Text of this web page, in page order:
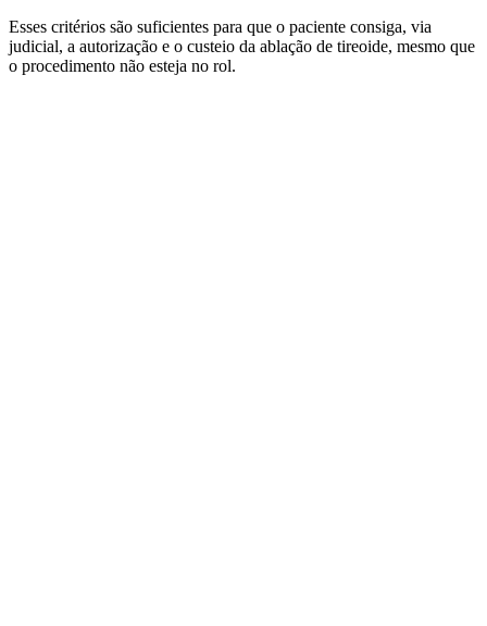
Esses critérios são suficientes para que o paciente consiga, via
judicial, a autorização e o custeio da ablação de tireoide, mesmo que
o procedimento não esteja no rol.